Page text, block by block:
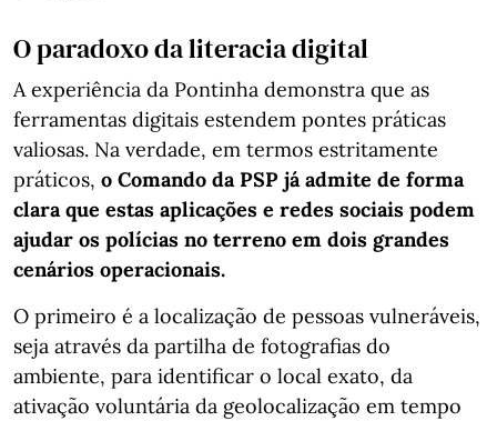
O paradoxo da literacia digital
A experiência da Pontinha demonstra que as
ferramentas digitais estendem pontes práticas
valiosas. Na verdade, em termos estritamente
práticos, o Comando da PSP já admite de forma
clara que estas aplicações e redes sociais podem
ajudar os polícias no terreno em dois grandes
cenários operacionais.
O primeiro é a localização de pessoas vulneráveis,
seja através da partilha de fotografias do
ambiente, para identificar o local exato, da
ativação voluntária da geolocalização em tempo